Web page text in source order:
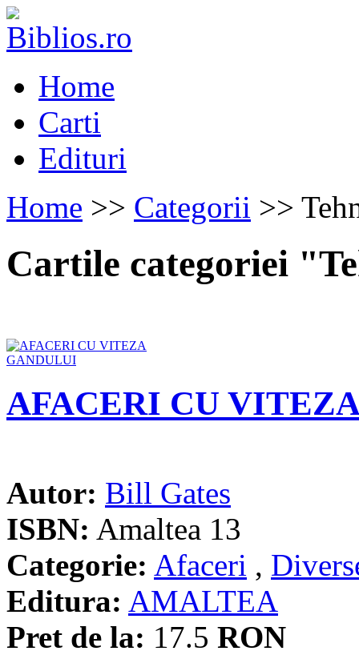
Home
Carti
Edituri
Home >> Categorii >>
Cartile categoriei
AFACERI CU
Autor: Bill Gates
ISBN: Amaltea 13
Categorie: Afaceri ,
Editura: AMALTEA
Pret de la: 17.5 RON